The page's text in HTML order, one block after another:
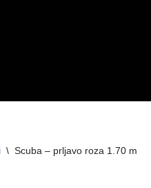
\ Scuba – prljavo roza 1.70 m